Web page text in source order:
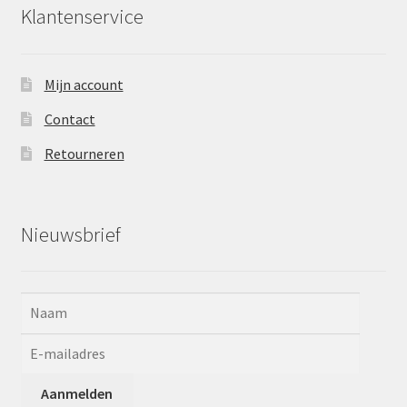
Klantenservice
Mijn account
Contact
Retourneren
Nieuwsbrief